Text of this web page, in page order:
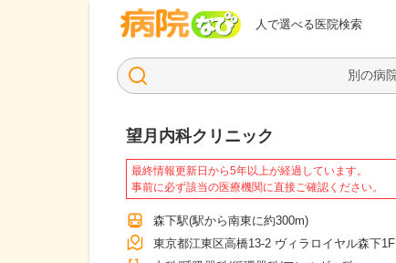
人で選べる医院検索
病院なび
望月内科クリニック
最終情報更新日から5年以上が経過しています。
事前に必ず該当の医療機関に直接ご確認ください。
森下駅(駅から南東に約300m)
東京都江東区高橋13-2 ヴィラロイヤル森下1F